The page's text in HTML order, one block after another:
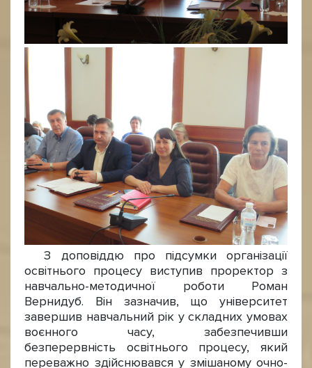
З доповіддю про підсумки організації
освітнього процесу виступив проректор з
навчально-методичної роботи Роман
Вернидуб. Він зазначив, що університет
завершив навчальний рік у складних умовах
воєнного часу, забезпечивши
безперервність освітнього процесу, який
переважно здійснювався у змішаному очно-